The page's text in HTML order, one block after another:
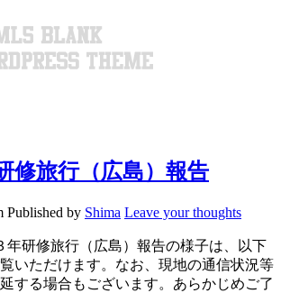
旅行（広島）報告
Published by Shima Leave your thoughts
研修旅行（広島）報告の様子は、以下
いただけます。なお、現地の通信状況等
する場合もございます。あらかじめご了